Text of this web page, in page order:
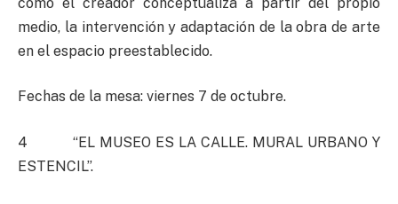
medio, la intervención y adaptación de la obra de arte
en el espacio preestablecido.
Fechas de la mesa: viernes 7 de octubre.
4 “EL MUSEO ES LA CALLE. MURAL URBANO Y
ESTENCIL”.